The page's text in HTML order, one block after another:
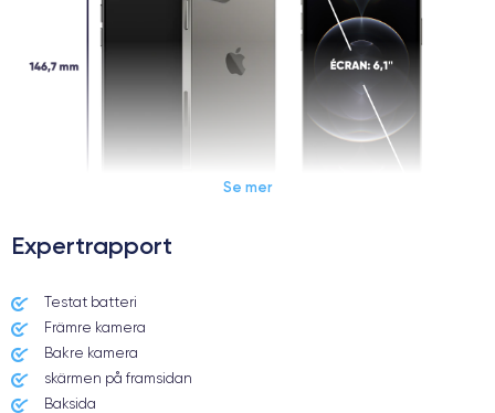
Date de sortie
23/10/2020
Dimensions
Se mer
Expertrapport
Testat batteri
Främre kamera
Bakre kamera
skärmen på framsidan
Baksida